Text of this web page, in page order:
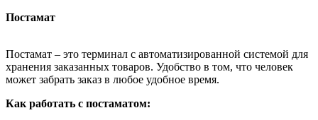
Постамат
Постамат – это терминал с автоматизированной системой для
хранения заказанных товаров. Удобство в том, что человек
может забрать заказ в любое удобное время.
Как работать с постаматом: